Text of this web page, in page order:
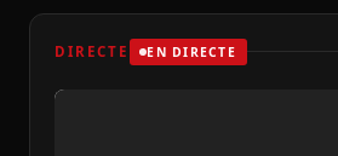
DIRECTE EN DIRECTE